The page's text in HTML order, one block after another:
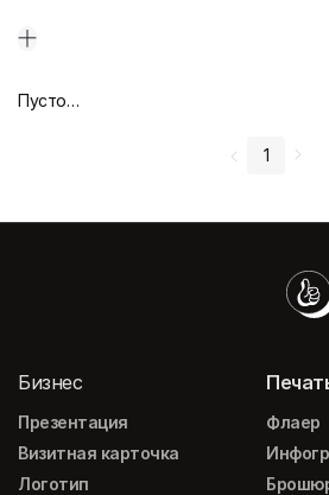
Пустой дизайн-макет
1
Бизнес
Презентация
Визитная карточка
Логотип
Флаер